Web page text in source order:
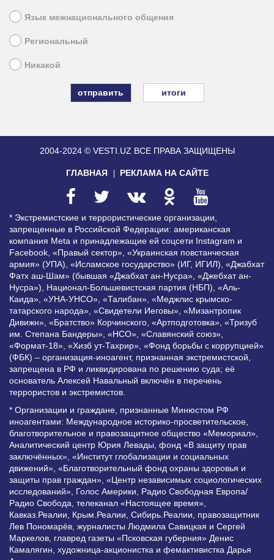
Язык межнационального общения
Региональный
Никакой
итоги
2004-2024 © VESTI.UZ ВСЕ ПРАВА ЗАЩИЩЕНЫ
ГЛАВНАЯ РЕКЛАМА НА САЙТЕ
* Экстремистские и террористические организации,
запрещенные в Российской Федерации: американская
компания Meta и принадлежащие ей соцсети Instagram и
Facebook, «Правый сектор», «Украинская повстанческая
армия» (УПА), «Исламское государство» (ИГ, ИГИЛ), «Джабхат
Фатх аш-Шам» (бывшая «Джабхат ан-Нусра», «Джебхат ан-
Нусра»), Национал-Большевистская партия (НБП), «Аль-
Каида», «УНА-УНСО», «Талибан», «Меджлис крымско-
татарского народа», «Свидетели Иеговы», «Мизантропик
Дивижн», «Братство» Корчинского, «Артподготовка», «Тризуб
им. Степана Бандеры», «НСО», «Славянский союз»,
«Формат-18», «Хизб ут-Тахрир», «Фонд борьбы с коррупцией»
(ФБК) – организация-иноагент, признанная экстремистской,
запрещена в РФ и ликвидирована по решению суда; её
основатель Алексей Навальный включён в перечень
террористов и экстремистов.
* Организации и граждане, признанные Минюстом РФ
иноагентами: Международное историко-просветительское,
благотворительное и правозащитное общество «Мемориал»,
Аналитический центр Юрия Левады, фонд «В защиту прав
заключённых», «Институт глобализации и социальных
движений», «Благотворительный фонд охраны здоровья и
защиты прав граждан», «Центр независимых социологических
исследований», Голос Америки, Радио Свободная Европа/
Радио Свобода, телеканал «Настоящее время»,
Кавказ.Реалии, Крым.Реалии, Сибирь.Реалии, правозащитник
Лев Пономарёв, журналисты Людмила Савицкая и Сергей
Маркелов, главред газеты «Псковская губерния» Денис
Камалягин, художница-акционистка и фемактивистка Дарья